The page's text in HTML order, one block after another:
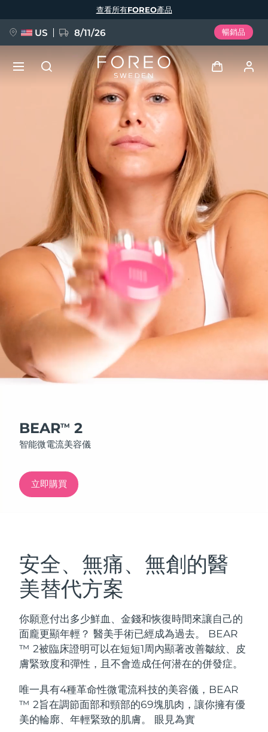
BEARTM 2
智能微電流美容儀
立即購買
安全、無痛、無創的醫
美替代方案
你願意付出多少鮮血、金錢和恢復時間來讓自己的
面龐更顯年輕？ 醫美手術已經成為過去。 BEAR
™ 2被臨床證明可以在短短1周內顯著改善皺紋、皮
膚緊致度和彈性，且不會造成任何潜在的併發症。
唯一具有4種革命性微電流科技的美容儀，BEAR
™ 2旨在調節面部和頸部的69塊肌肉，讓你擁有優
美的輪廓、年輕緊致的肌膚。 眼見為實
查看所有FOREO產品
US 8/11/26 暢銷品
我的設備
我的訂單
我的地址
我的訂閱
FAQ™ Pure Beauty-Tech Elixir
BREAKING NEWS
issa™ Teeth Whitening Set
FAQ™ Dual LED Panel
熱門產品
特別優惠
紅光療法
LUNA™ 4 套裝
Anti-aging massage
LUNA™ 4 Plus
Massage, LED heating
BEAR™ 2 套裝
Microcurrent toning
BEAR™ 2 go
Microcurrent toning on-the-go
UFO™ 3 套裝
Deep facial hydration
issa™ 4
Hybrid silicone sonic toothbrush
FAQ™ 抗老護理
Deutsch
Español
Français
Italiano
Português
Svenska
Русский
Türkçe
简体中文 繁體中文
發貨國家
預計送達日期 11/08/2026
預計送達日期10/08/2026
西班牙
德國
加拿大
奧地利 預計送達日期 10/08/2026
巴林
比利時 預計送達日期10/08/2026
百慕達 預計送達日期 16/08/2026
波士尼亞與赫塞哥維納 預計送達日期13/08/2026
汶萊 預計送達日期15/08/2026
保加利亞 預計送達日期